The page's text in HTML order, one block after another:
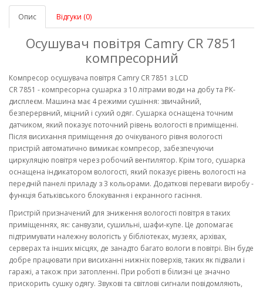
Опис Відгуки (0)
Осушувач повітря Camry CR 7851
компресорний
Компресор осушувача повітря Camry CR 7851 з LCD
CR 7851 - компресорна сушарка з 10 літрами води на добу та РК-
дисплеєм. Машина має 4 режими сушіння: звичайний,
безперервний, міцний і сухий одяг. Сушарка оснащена точним
датчиком, який показує поточний рівень вологості в приміщенні.
Після висихання приміщення до очікуваного рівня вологості
пристрій автоматично вимикає компресор, забезпечуючи
циркуляцію повітря через робочий вентилятор. Крім того, сушарка
оснащена індикатором вологості, який показує рівень вологості на
передній панелі приладу з 3 кольорами. Додаткові переваги виробу -
функція батьківського блокування і екранного гасіння.
Пристрій призначений для зниження вологості повітря в таких
приміщеннях, як: санвузли, сушильні, шафи-купе. Це допомагає
підтримувати належну вологість у бібліотеках, музеях, архівах,
серверах та інших місцях, де занадто багато вологи в повітрі. Він буде
добре працювати при висиханні нижніх поверхів, таких як підвали і
гаражі, а також при затопленні. При роботі в білизні це значно
прискорить сушку одягу. Звукові та світлові сигнали повідомляють,